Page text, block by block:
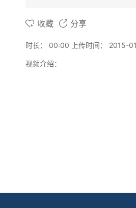
收藏 分享
时长： 00:00 上传时间： 2015-
视频介绍：